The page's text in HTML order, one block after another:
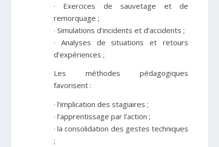
· Exercices de sauvetage et de
remorquage ;
· Simulations d’incidents et d’accidents ;
· Analyses de situations et retours
d’expériences ;
Les méthodes pédagogiques
favorisent :
· l’implication des stagiaires ;
· l’apprentissage par l’action ;
· la consolidation des gestes techniques
;